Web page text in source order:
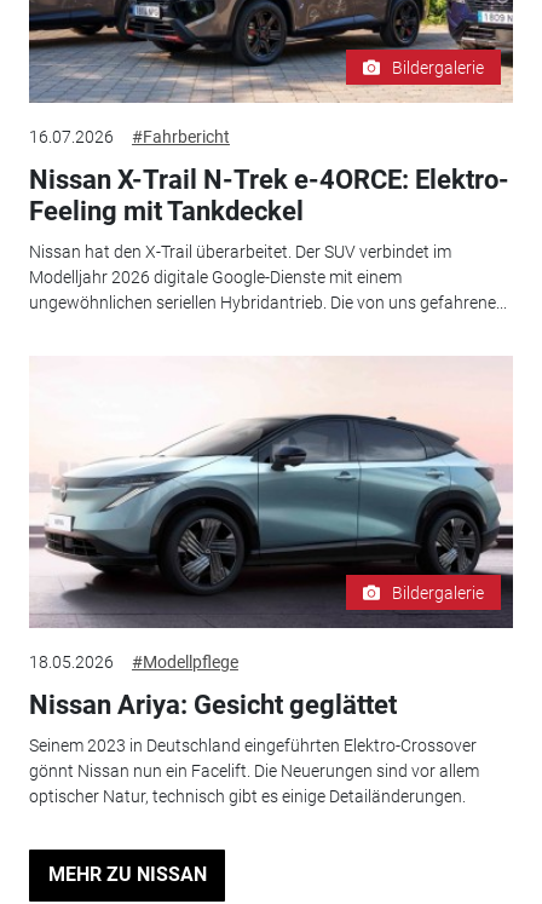
Bildergalerie
16.07.2026 #Fahrbericht
Nissan X-Trail N-Trek e-4ORCE: Elektro-
Feeling mit Tankdeckel
Nissan hat den X-Trail überarbeitet. Der SUV verbindet im
Modelljahr 2026 digitale Google-Dienste mit einem
ungewöhnlichen seriellen Hybridantrieb. Die von uns gefahrene...
Bildergalerie
18.05.2026 #Modellpflege
Nissan Ariya: Gesicht geglättet
Seinem 2023 in Deutschland eingeführten Elektro-Crossover
gönnt Nissan nun ein Facelift. Die Neuerungen sind vor allem
optischer Natur, technisch gibt es einige Detailänderungen.
MEHR ZU NISSAN